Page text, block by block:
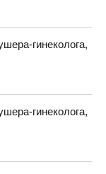
гинеколога,
гинеколога,